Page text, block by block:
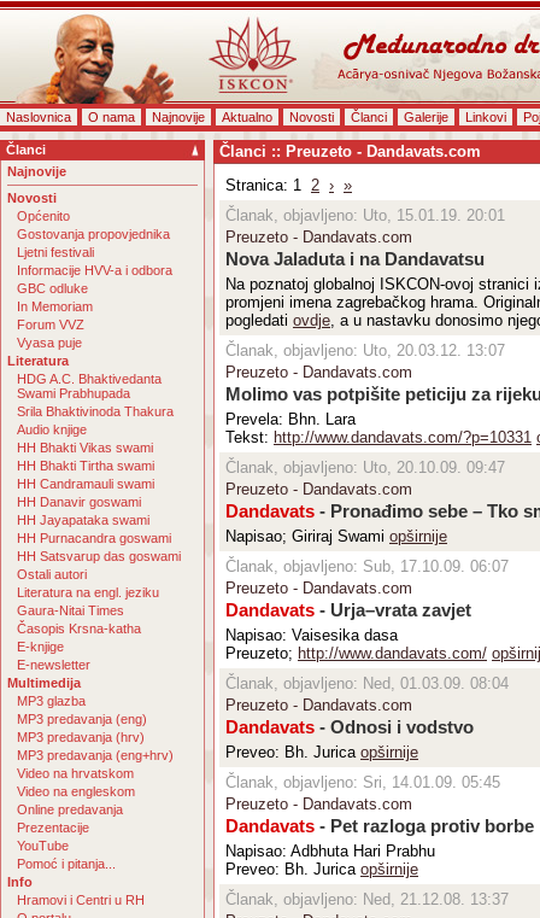
Naslovnica O nama Najnovije Aktualno Novosti Članci Galerije Linkovi
Članci
Najnovije
Novosti
Općenito
Gostovanja propovjednika
Ljetni festivali
Informacije HVV-a i odbora
GBC odluke
In Memoriam
Forum VVZ
Vyasa puje
Literatura
HDG A.C. Bhaktivedanta
Swami Prabhupada
Srila Bhaktivinoda Thakura
Audio knjige
HH Bhakti Vikas swami
HH Bhakti Tirtha swami
HH Candramauli swami
HH Danavir goswami
HH Jayapataka swami
HH Purnacandra goswami
HH Satsvarup das goswami
Ostali autori
Literatura na engl. jeziku
Gaura-Nitai Times
Časopis Krsna-katha
E-knjige
E-newsletter
Multimedija
MP3 glazba
MP3 predavanja (eng)
MP3 predavanja (hrv)
MP3 predavanja (eng+hrv)
Video na hrvatskom
Video na engleskom
Online predavanja
Prezentacije
YouTube
Pomoć i pitanja...
Info
Hramovi i Centri u RH
Članci :: Preuzeto - Dandavats.com
Stranica: 1 2 › »
Članak, objavljeno: Uto, 15.01.19. 20:01
Preuzeto - Dandavats.com
Nova Jaladuta i na Dandavatsu
Na poznatoj globalnoj ISKCON-ovoj stranici
promjeni imena zagrebačkog hrama.
pogledati ovdje, a u nastavku donosimo
Članak, objavljeno: Uto, 20.03.12. 13:07
Preuzeto - Dandavats.com
Molimo vas potpišite peticiju za
Prevela: Bhn. Lara
Tekst: http://www.dandavats.com/?p=10331
Članak, objavljeno: Uto, 20.10.09. 09:47
Preuzeto - Dandavats.com
Dandavats - Pronađimo sebe – Tko
Napisao; Giriraj Swami opširnije
Članak, objavljeno: Sub, 17.10.09. 06:07
Preuzeto - Dandavats.com
Dandavats - Urja–vrata zavjet
Napisao: Vaisesika dasa
Preuzeto; http://www.dandavats.com/
Članak, objavljeno: Ned, 01.03.09. 08:04
Preuzeto - Dandavats.com
Dandavats - Odnosi i vodstvo
Preveo: Bh. Jurica opširnije
Članak, objavljeno: Sri, 14.01.09. 05:45
Preuzeto - Dandavats.com
Dandavats - Pet razloga protiv borbe
Napisao: Adbhuta Hari Prabhu
Preveo: Bh. Jurica opširnije
Članak, objavljeno: Ned, 21.12.08. 13:37